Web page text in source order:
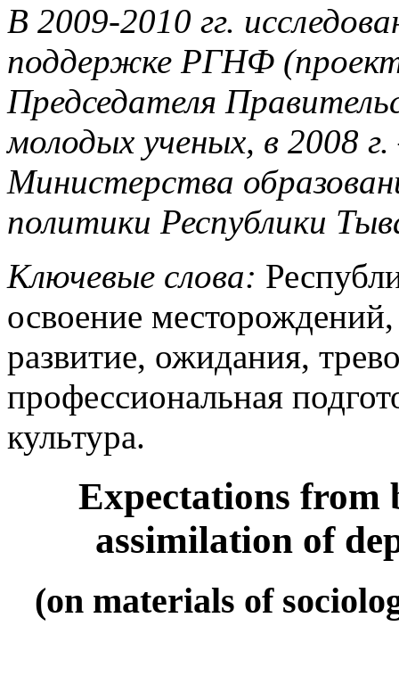
В 2009-2010 гг.
поддержке РГНФ
Председателя
молодых ученых, в 2008
Министерства
политики Республики
Ключевые слова:
освоение
развитие, ожидания,
профессиональная
культура.
Expectations
assimilation of
(on materials of